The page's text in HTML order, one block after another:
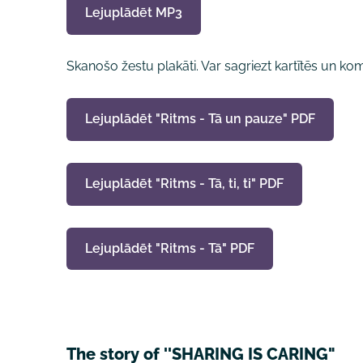
Lejuplādēt MP3
Skanošo žestu plakāti. Var sagriezt kartītēs un
Lejuplādēt "Ritms - Tā un pauze" PDF
Lejuplādēt "Ritms - Tā, ti, ti" PDF
Lejuplādēt "Ritms - Tā" PDF
The story of ''SHARING IS CARING"